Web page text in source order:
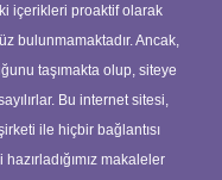
içerikleri proaktif olarak
bulunmamaktadır. Ancak,
taşımakta olup, siteye
Bu internet sitesi,
ile hiçbir bağlantısı
makaleler